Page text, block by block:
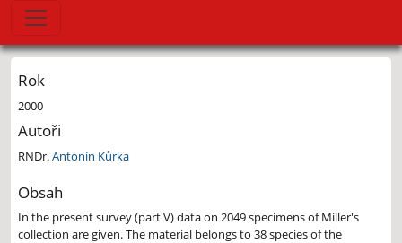
Rok
2000
Autoři
RNDr.Antonín Kůrka
Obsah
In the present survey (part V) data on 2049 specimens of Miller's
collection are given. The material belongs to 38 species of the